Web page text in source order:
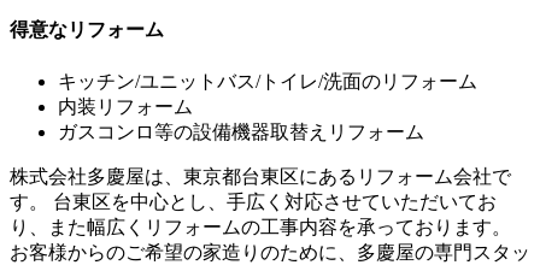
得意なリフォーム
キッチン/ユニットバス/トイレ/洗面のリフォーム
内装リフォーム
ガスコンロ等の設備機器取替えリフォーム
株式会社多慶屋は、東京都台東区にあるリフォーム会社で
す。 台東区を中心とし、手広く対応させていただいてお
り、また幅広くリフォームの工事内容を承っております。
お客様からのご希望の家造りのために、多慶屋の専門スタッ